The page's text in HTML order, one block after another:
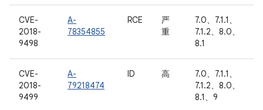
CVE-
2018-
9498
A-
78354855
RCE
严
重
7.0、7.1.1、
7.1.2、8.0、
8.1
CVE-
2018-
9499
A-
79218474
ID 高
7.0、7.1.1、
7.1.2、8.0、
8.1、9